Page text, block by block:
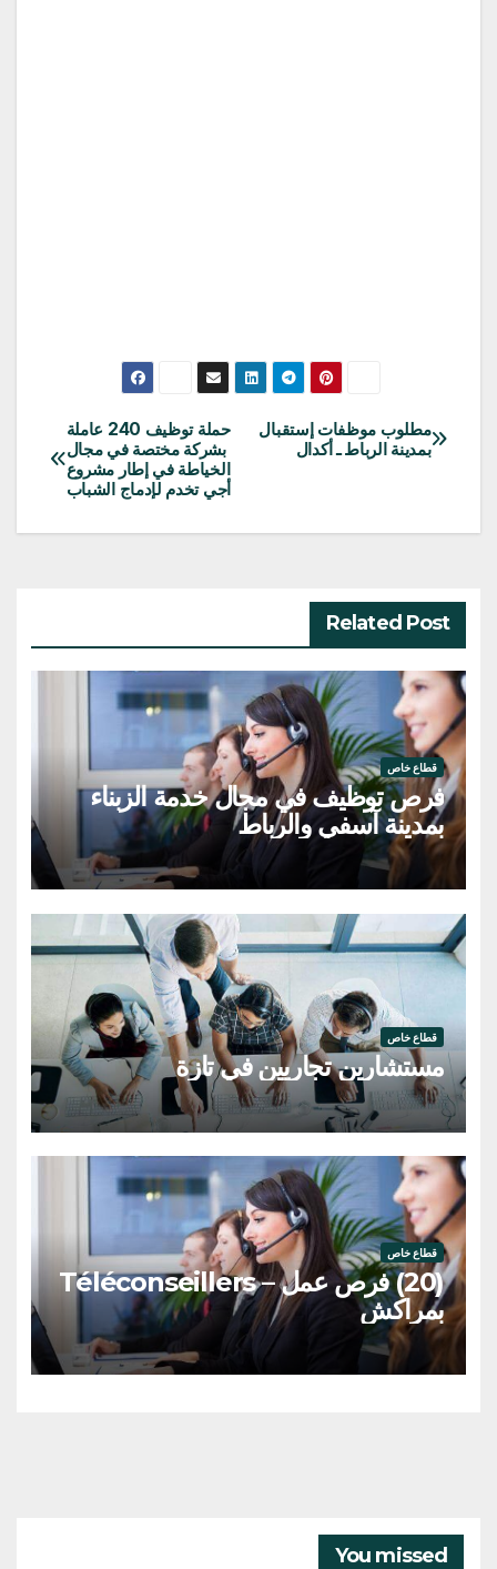
تصفّح
حملة توظيف 240 عاملة
بشركة مختصة في مجال
الخياطة في إطار مشروع
أجي تخدم لإدماج الشباب
مطلوب موظفات إستقبال
بمدينة الرباط ـ أكدال
Related Post
قطاع خاص
فرص توظيف في مجال خدمة الزبناء
بمدينة آسفي والرباط
قطاع خاص
مستشارين تجاريين في تازة
قطاع خاص
(20) فرص عمل – Téléconseillers
بمراكش
You missed